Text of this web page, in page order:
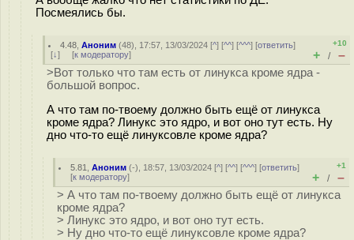
Посмеялись бы.
4.48 ,Аноним (48), 17:57, 13/03/2024 [^] [^^] [^^^] [ответить]
[↓] [к модератору]
+10
+ / –
>Вот только что там есть от линукса кроме ядра -
большой вопрос.
А что там по-твоему должно быть ещё от линукса
кроме ядра? Линукс это ядро, и вот оно тут есть. Ну
дно что-то ещё линуксовле кроме ядра?
5.81 ,Аноним (-), 18:57, 13/03/2024 [^] [^^] [^^^] [ответить]
[к модератору]
+1
+ / –
> А что там по-твоему должно быть ещё от линукса
кроме ядра?
> Линукс это ядро, и вот оно тут есть.
> Ну дно что-то ещё линуксовле кроме ядра?